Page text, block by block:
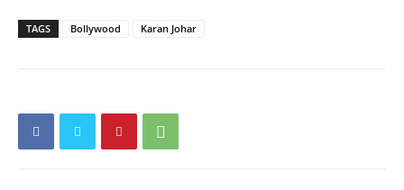
TAGS Bollywood Karan Johar